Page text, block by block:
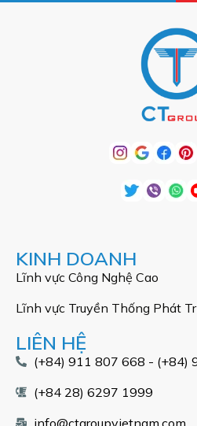
KINH DOANH
Lĩnh vực Công Nghệ Cao
Lĩnh vực Truyền Thống Phát
LIÊN HỆ
(+84) 911 807 668 - (+84)
(+84 28) 6297 1999